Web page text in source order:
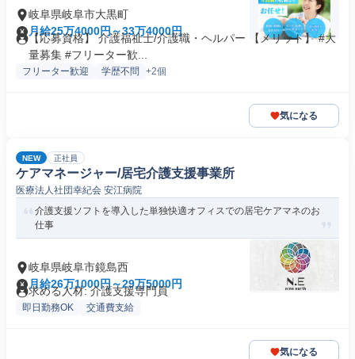
岐阜県岐阜市大黒町
月給25万4000円～33万4000円
【応募資格】 介護福祉士/介護職・ヘルパー 【メリット】 #大
量募集 #フリーター歓...
フリーター歓迎 学歴不問 +2個
気になる
NEW 正社員
ケアマネージャー/居宅介護支援事業所
医療法人社団幸紀会 安江病院
介護支援ソフトを導入した単独快適オフィスでの居宅ケアマネのお
仕事
岐阜県岐阜市鏡島西
月給26万1000円～29万5000円
求める人材: 介護支援専門員
即日勤務OK 交通費支給
気になる